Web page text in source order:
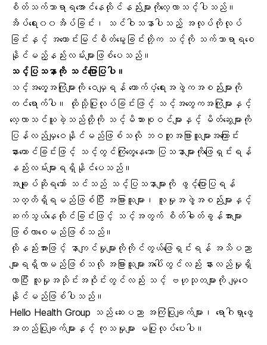
စိတ်သက်သာရာရအောင်နေထိုင်နည်းများကိုလေ့လာသင့်ပါသည်။
အိပ်ရေး၀၀အိပ်ခြင်း၊ သင်ဝါသနာပါသည့် အလုပ်ကိုလုပ်
ခြင်းနှင့် အကောင်းမြင်စိတ်မွေးခြင်းတို့က သင့်ကို သက်သာရာရစေ
နိုင်မည့်နည်းလမ်းများဖြစ်ပေသည်။
သင့်ပြသနာကို သင်ပြောပြပါ။
သင့်အတွေ့အကြုံများကို ဝေမျှရန် ထောက်ပံ့ရေးအဖွဲကအစည်းများကို
တင်ရောက်ပါ။ ထိုသို့ပြုလုပ်ခြင်းဖြင့် သင့်အတွေကအကြုံများနှင့်
လေ့လာသင်ယူခဲ့သည်တို့ကို သင့်မိသားစုဝင်များနှင့် မိတ်ဆွေများကို
ပြန်လည်မျှဝေနိုင်မည်ဖြစ်သလို ဘဝတူအခြားသူများအကြောင်း
နားထောင်ခြင်းဖြင့် သင့်တွင်ကြုံတွေ့နေသော ပြသနာများကိုဖြေရှင်းရန်
နည်းလမ်းများရရှိနိုင်ပေသည်။
အချုပ်ဆိုရသော် သင်သည် သင့်ပြသနာများကို ဖွင့်ပြောပြရန်
သတ္တိရှိရမည်ဖြစ်ပြီး အခြားသူများ၊ လူမှုအဖွဲ့အစည်းများနှင့်
ဆက်သွယ်နေထိုင်ခြင်းဖြင့် သင့်အတွက် စိတ်ဓါတ်ခွန်အားများ
ဖြစ်လာစေမည်ဖြစ်သည်။
ထိုနည်းအားဖြင့် နာကျင်မှုများကိုကိုင်တွယ်ဖြေရှင်းရန် အသိပညာ
များရရှိလာမည်ဖြစ်သလို အခြားသူများအပေါ်တွင်လည်း နားလည်မှုရှိ
လာပြီး လူမှုအသိုင်းအဝိုင်းတွင်လည်း သင့် ဗဟုသုတများကို မျှဝေ
နိုင်မည်ဖြစ်ပါသည်။
Hello Health Group သည် ဆေးပညာ အကြံပြုချက်များ၊ ရောဂါရှာဖွေ
အတည်ပြုချက်များနှင့် ကုသမှုများ မပြုလုပ်ပေးပါ။